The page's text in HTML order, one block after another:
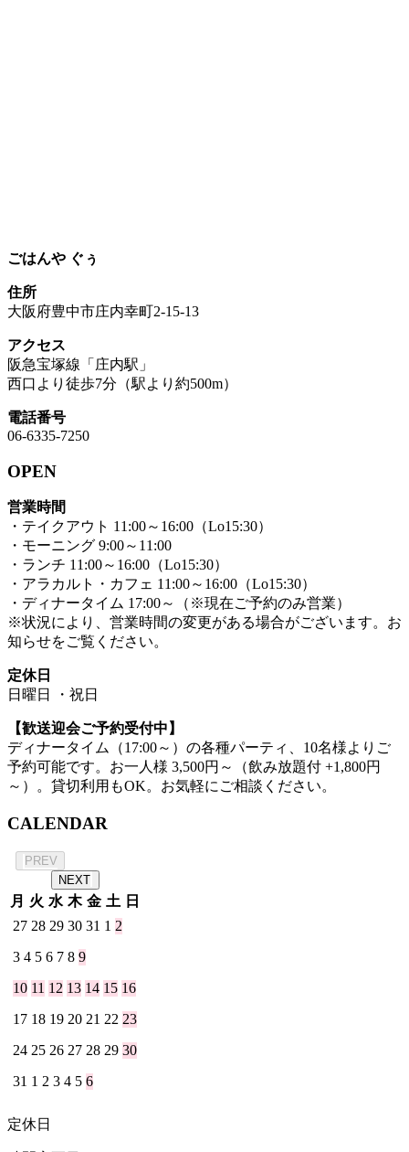
ごはんや ぐぅ
住所
大阪府豊中市庄内幸町2-15-13
アクセス
阪急宝塚線「庄内駅」
西口より徒歩7分（駅より約500m）
電話番号
06-6335-7250
OPEN
営業時間
・テイクアウト 11:00～16:00（Lo15:30）
・モーニング 9:00～11:00
・ランチ 11:00～16:00（Lo15:30）
・アラカルト・カフェ 11:00～16:00（Lo15:30）
・ディナータイム 17:00～（※現在ご予約のみ営業）
※状況により、営業時間の変更がある場合がございます。お
知らせをご覧ください。
定休日
日曜日 ・祝日
【歓送迎会ご予約受付中】
ディナータイム（17:00～）の各種パーティ、10名様よりご
予約可能です。お一人様 3,500円～（飲み放題付 +1,800円
～）。貸切利用もOK。お気軽にご相談ください。
CALENDAR
PREV
NEXT
月 火 水 木 金 土 日
27 28 29 30 31 1 2
3 4 5 6 7 8 9
10 11 12 13 14 15 16
17 18 19 20 21 22 23
24 25 26 27 28 29 30
31 1 2 3 4 5 6
定休日